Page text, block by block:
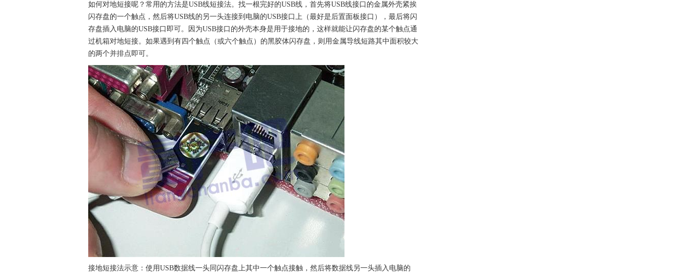
如何对地短接呢？常用的方法是USB线短接法。找一根完好的USB线，首先将USB线接口的金属外壳紧挨
闪存盘的一个触点，然后将USB线的另一头连接到电脑的USB接口上（最好是后置面板接口），最后将闪
存盘插入电脑的USB接口即可。因为USB接口的外壳本身是用于接地的，这样就能让闪存盘的某个触点通
过机箱对地短接。如果遇到有四个触点（或六个触点）的黑胶体闪存盘，则用金属导线短路其中面积较大
的两个并排点即可。
接地短接法示意：使用USB数据线一头同闪存盘上其中一个触点接触，然后将数据线另一头插入电脑的